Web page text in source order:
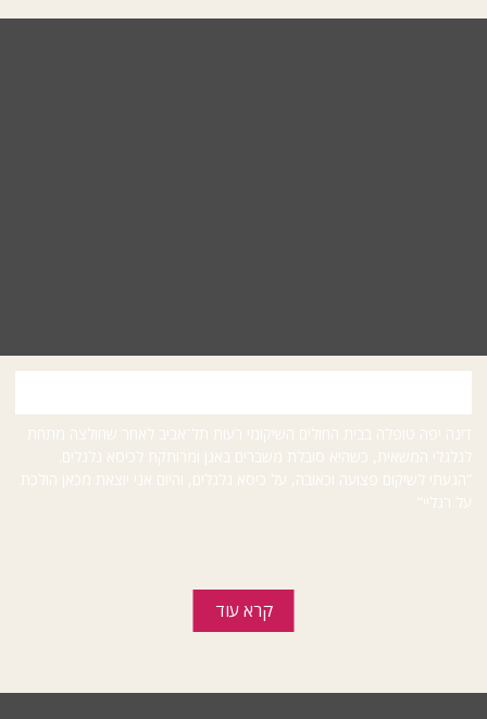
דינה יפה טופלה בבית החולים השיקומי רעות תל־אביב לאחר שחולצה מתחת
לגלגלי המשאית, כשהיא סובלת משברים באגן ומרותקת לכיסא גלגלים.
“הגעתי לשיקום פצועה וכאובה, על כיסא גלגלים, והיום אני יוצאת מכאן הולכת
על רגליי"
קרא עוד